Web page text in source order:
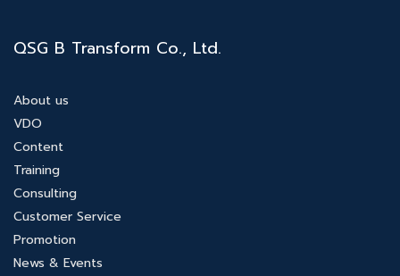
QSG B Transform Co., Ltd.
About us
VDO
Content
Training
Consulting
Customer Service
Promotion
News & Events